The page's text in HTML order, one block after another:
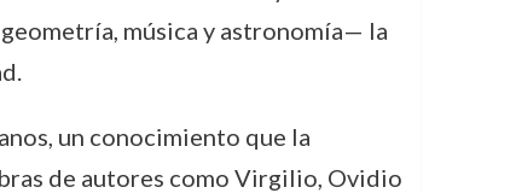
música y astronomía— la
un conocimiento que la
de autores como Virgilio, Ovidio